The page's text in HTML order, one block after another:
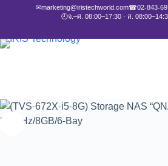
✉marketing@iristechworld.com☎02-843-
🕘จ.–ศ. 08:00–17:30 · ส.